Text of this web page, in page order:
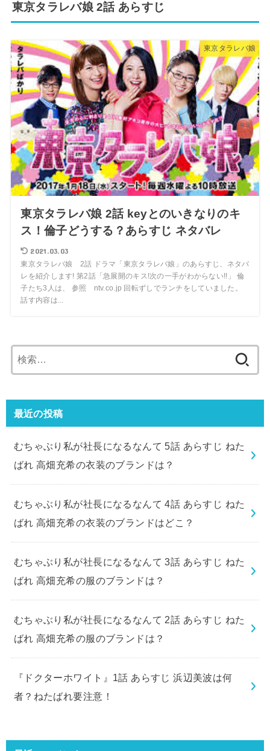
東京タラレバ娘 2話 あらすじ
東京タラレバ娘
東京タラレバ娘 2話 keyとのいきなりのキ
ス！倫子どうする？あらすじ ネタバレ
2021.03.03
東京タラレバ娘 2話 ドラマ「東京タラレバ娘」のあらすじ、ネタバ
レを紹介します! 第2話「急展開のキス!次の一手がわからない!!」 倫
子たち3人は、 参照 ntv.co.jp 回転ずしでランチをしていました。
話す内容は...
索:
最近の投稿
むちゃぶり私が社長になるなんて 5話 あらすじ ねた
ばれ 高畑充希の衣装のブランドは？
むちゃぶり私が社長になるなんて 4話 あらすじ ねた
ばれ 高畑充希の衣装のブランドはどこ？
むちゃぶり私が社長になるなんて 3話 あらすじ ねた
ばれ 高畑充希の服のブランドは？
むちゃぶり私が社長になるなんて 2話 あらすじ ねた
ばれ 高畑充希の服のブランドは？
『ドクターホワイト』1話 あらすじ 浜辺美波は何
者？ねたばれ要注意！